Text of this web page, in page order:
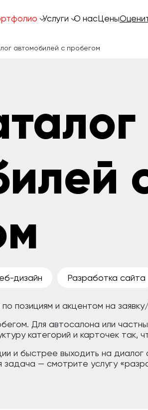
Услуги О насЦены
автомобилей с пробегом
дизайн Разработка сайта
позициям и акцентом на
Для автосалона или
категорий и карточек так,
и быстрее выходить на
— смотрите услугу